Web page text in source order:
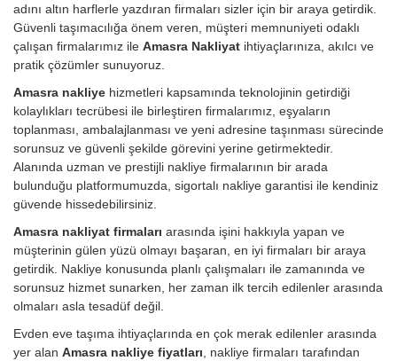
adını altın harflerle yazdıran firmaları sizler için bir araya getirdik.
Güvenli taşımacılığa önem veren, müşteri memnuniyeti odaklı
çalışan firmalarımız ile Amasra Nakliyat ihtiyaçlarınıza, akılcı ve
pratik çözümler sunuyoruz.
Amasra nakliye hizmetleri kapsamında teknolojinin getirdiği
kolaylıkları tecrübesi ile birleştiren firmalarımız, eşyaların
toplanması, ambalajlanması ve yeni adresine taşınması sürecinde
sorunsuz ve güvenli şekilde görevini yerine getirmektedir.
Alanında uzman ve prestijli nakliye firmalarının bir arada
bulunduğu platformumuzda, sigortalı nakliye garantisi ile kendiniz
güvende hissedebilirsiniz.
Amasra nakliyat firmaları arasında işini hakkıyla yapan ve
müşterinin gülen yüzü olmayı başaran, en iyi firmaları bir araya
getirdik. Nakliye konusunda planlı çalışmaları ile zamanında ve
sorunsuz hizmet sunarken, her zaman ilk tercih edilenler arasında
olmaları asla tesadüf değil.
Evden eve taşıma ihtiyaçlarında en çok merak edilenler arasında
yer alan Amasra nakliye fiyatları , nakliye firmaları tarafından